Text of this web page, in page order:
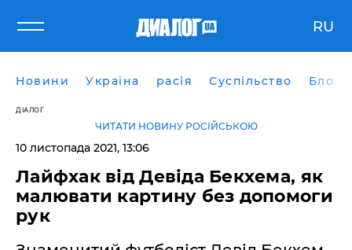
RU
Новини Україна расія Суспільство Блоги
ДІАЛОГ
ЧИТАТИ НОВИНУ РОСІЙСЬКОЮ
10 листопада 2021, 13:06
Лайфхак від Девіда Бекхема, як
малювати картину без допомоги
рук